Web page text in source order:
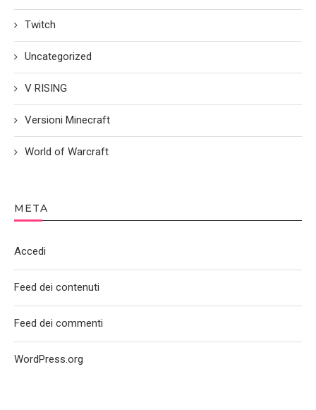
Twitch
Uncategorized
V RISING
Versioni Minecraft
World of Warcraft
META
Accedi
Feed dei contenuti
Feed dei commenti
WordPress.org